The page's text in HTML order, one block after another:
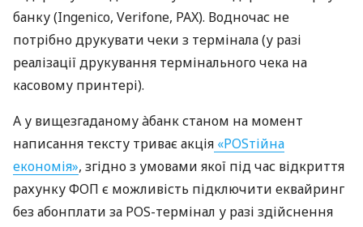
банку (Ingenico, Verifone, PAX). Водночас не
потрібно друкувати чеки з термінала (у разі
реалізації друкування термінального чека на
касовому принтері).
А у вищезгаданому àбанк станом на момент
написання тексту триває акція «POSтійна
економія», згідно з умовами якої під час відкриття
рахунку ФОП є можливість підключити еквайринг
без абонплати за POS-термінал у разі здійснення